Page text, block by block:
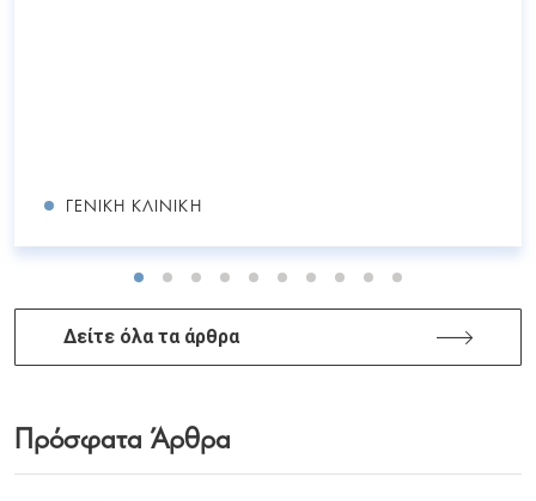
ΓΕΝΙΚΉ ΚΛΙΝΙΚΉ
Δείτε όλα τα άρθρα
Πρόσφατα Άρθρα